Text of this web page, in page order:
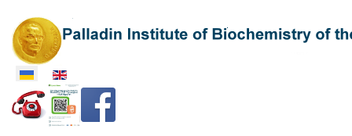
Оберіть свою мову